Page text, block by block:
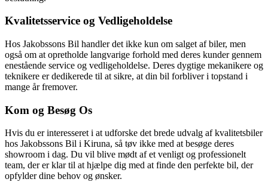
Kvalitetsservice og Vedligeholdelse
Hos Jakobssons Bil handler det ikke kun om salget af biler, men
også om at opretholde langvarige forhold med deres kunder gennem
enestående service og vedligeholdelse. Deres dygtige mekanikere og
teknikere er dedikerede til at sikre, at din bil forbliver i topstand i
mange år fremover.
Kom og Besøg Os
Hvis du er interesseret i at udforske det brede udvalg af kvalitetsbiler
hos Jakobssons Bil i Kiruna, så tøv ikke med at besøge deres
showroom i dag. Du vil blive mødt af et venligt og professionelt
team, der er klar til at hjælpe dig med at finde den perfekte bil, der
opfylder dine behov og ønsker.